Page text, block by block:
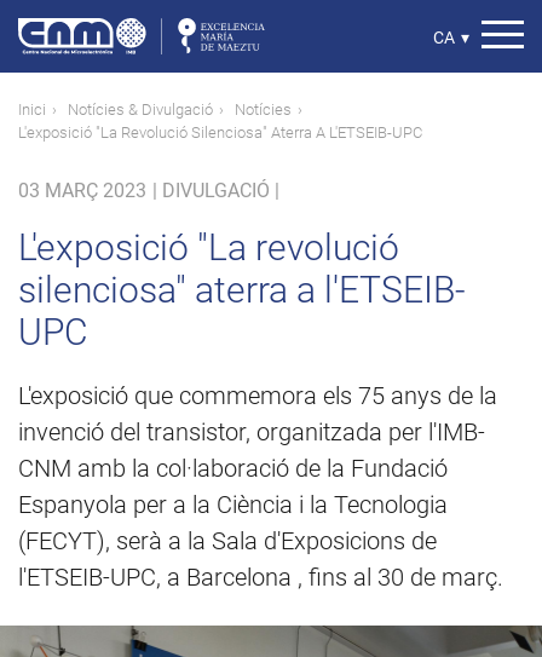
contingut
Select
CA ▾
Fil
d'ariadna
Inici Notícies & Divulgació
Notícies
L'exposició "La Revolució Silenciosa" Aterra A L'ETSEIB-UPC
03 MARÇ 2023 | DIVULGACIÓ |
L'exposició "La revolució
silenciosa" aterra a l'ETSEIB-
UPC
L'exposició que commemora els 75 anys de la
invenció del transistor, organitzada per l'IMB-
CNM amb la col·laboració de la Fundació
Espanyola per a la Ciència i la Tecnologia
(FECYT), serà a la Sala d'Exposicions de
l'ETSEIB-UPC, a Barcelona , fins al 30 de març.